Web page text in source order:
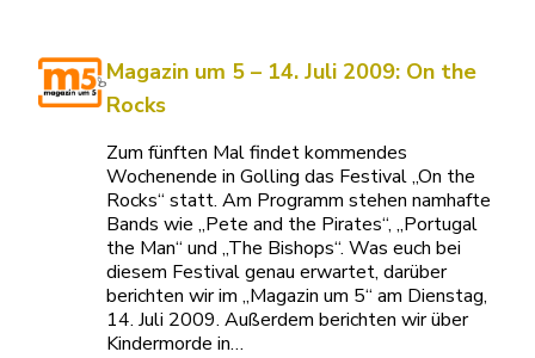
Magazin um 5 – 14. Juli 2009: On the
Rocks
Zum fünften Mal findet kommendes
Wochenende in Golling das Festival „On the
Rocks“ statt. Am Programm stehen namhafte
Bands wie „Pete and the Pirates“, „Portugal
the Man“ und „The Bishops“. Was euch bei
diesem Festival genau erwartet, darüber
berichten wir im „Magazin um 5“ am Dienstag,
14. Juli 2009. Außerdem berichten wir über
Kindermorde in…